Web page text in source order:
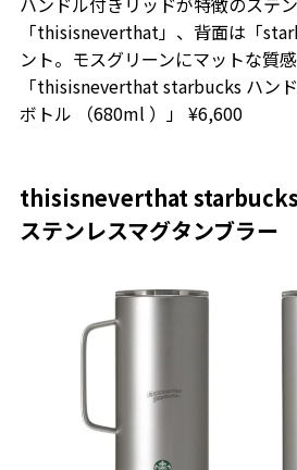
「thisisneverthat」、背面は「
ント。モスグリーンにマットな質感
「thisisneverthat starbucks ハン
ボトル （680ml ）」 ¥6,600
thisisneverthat starbucks
ステンレスマグタンブラー